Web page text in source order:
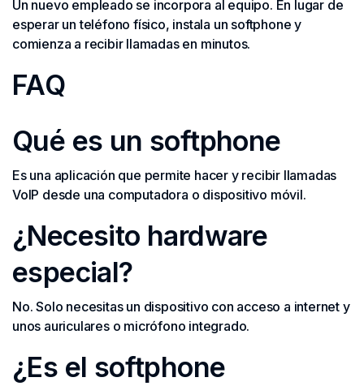
Un nuevo empleado se incorpora al equipo. En lugar de
esperar un teléfono físico, instala un softphone y
comienza a recibir llamadas en minutos.
FAQ
Qué es un softphone
Es una aplicación que permite hacer y recibir llamadas
VoIP desde una computadora o dispositivo móvil.
¿Necesito hardware
especial?
No. Solo necesitas un dispositivo con acceso a internet y
unos auriculares o micrófono integrado.
¿Es el softphone